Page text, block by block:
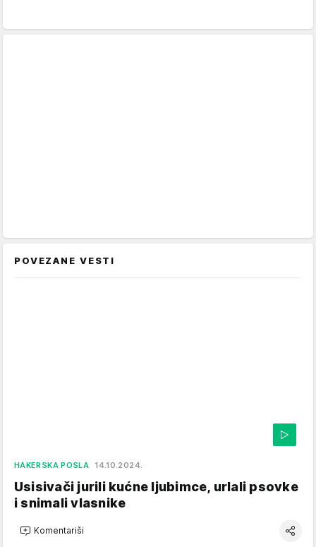
POVEZANE VESTI
HAKERSKA POSLA 14.10.2024.
Usisivači jurili kućne ljubimce, urlali psovke
i snimali vlasnike
Komentariši